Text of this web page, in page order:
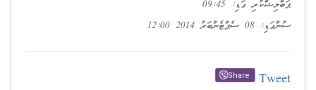
ޕަބްލިޝްކުރި ގަޑި: 09:45
ސުންގަޑި: 08 ސެޕްޓެންބަރު 2014 12:00
Tweet
Share